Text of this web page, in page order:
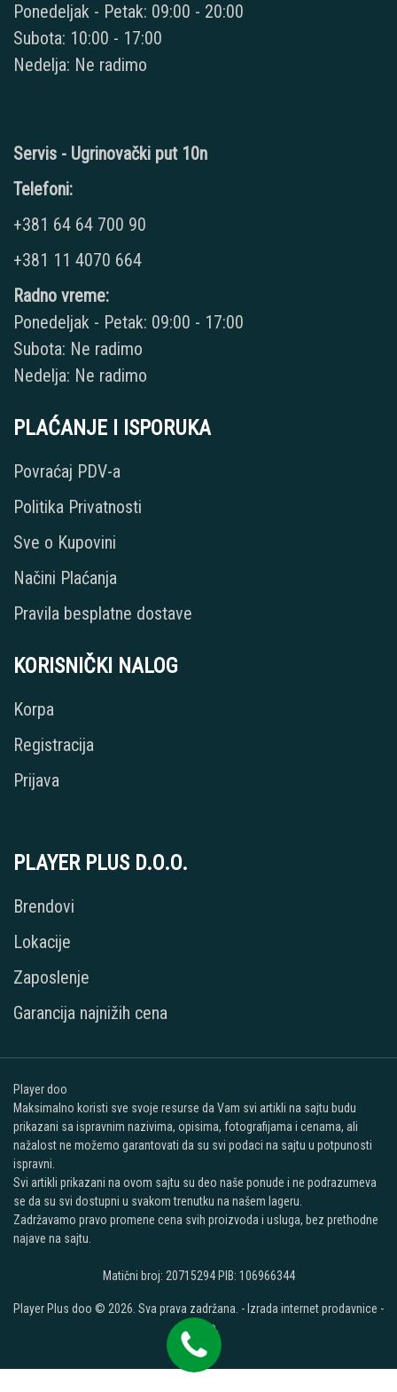
Ponedeljak - Petak: 09:00 - 20:00
Subota: 10:00 - 17:00
Nedelja: Ne radimo
Servis - Ugrinovački put 10n
Telefoni:
+381 64 64 700 90
+381 11 4070 664
Radno vreme:
Ponedeljak - Petak: 09:00 - 17:00
Subota: Ne radimo
Nedelja: Ne radimo
PLAĆANJE I ISPORUKA
Povraćaj PDV-a
Politika Privatnosti
Sve o Kupovini
Načini Plaćanja
Pravila besplatne dostave
KORISNIČKI NALOG
Korpa
Registracija
Prijava
PLAYER PLUS D.O.O.
Brendovi
Lokacije
Zaposlenje
Garancija najnižih cena
Player doo
Maksimalno koristi sve svoje resurse da Vam svi artikli na sajtu budu
prikazani sa ispravnim nazivima, opisima, fotografijama i cenama, ali
nažalost ne možemo garantovati da su svi podaci na sajtu u potpunosti
ispravni.
Svi artikli prikazani na ovom sajtu su deo naše ponude i ne podrazumeva
se da su svi dostupni u svakom trenutku na našem lageru.
Zadržavamo pravo promene cena svih proizvoda i usluga, bez prethodne
najave na sajtu.
Matični broj: 20715294 PIB: 106966344
Player Plus doo © 2026. Sva prava zadržana. - Izrada internet prodavnice -
Selltico.